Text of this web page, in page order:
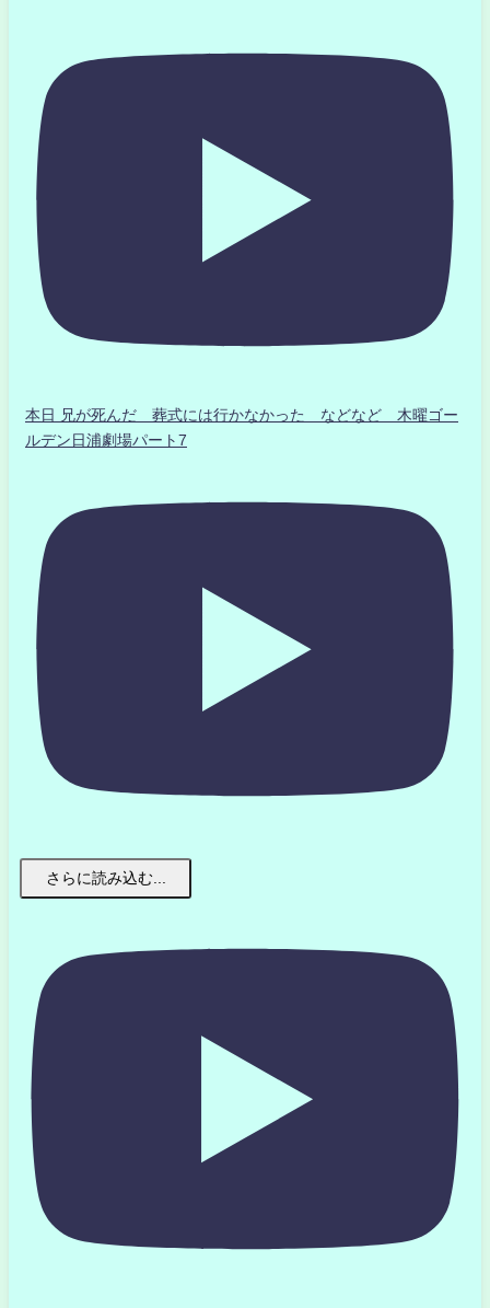
本日 兄が死んだ 葬式には行かなかった などなど 木曜ゴー
ルデン日浦劇場パート7
さらに読み込む...